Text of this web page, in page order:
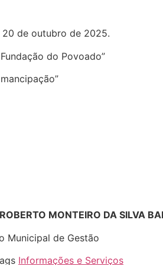
20 de outubro de 2025.
do Povoado”
MONTEIRO DA SILVA
Municipal de Gestão
Informações e Serviços